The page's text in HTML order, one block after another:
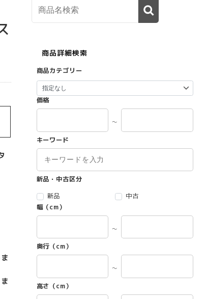
商品詳細検索
商品カテゴリー
価格
～
キーワード
新品・中古区分
新品
中古
幅（cm）
～
奥行（cm）
～
高さ（cm）